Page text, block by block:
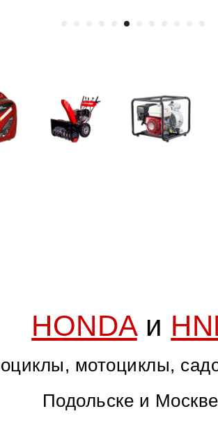
HONDAи
мотоциклы,
Подольске и